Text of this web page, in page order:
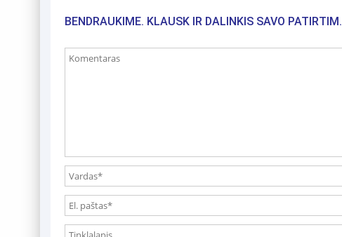
BENDRAUKIME. KLAUSK IR DALINKIS SAVO PATIRTIM.